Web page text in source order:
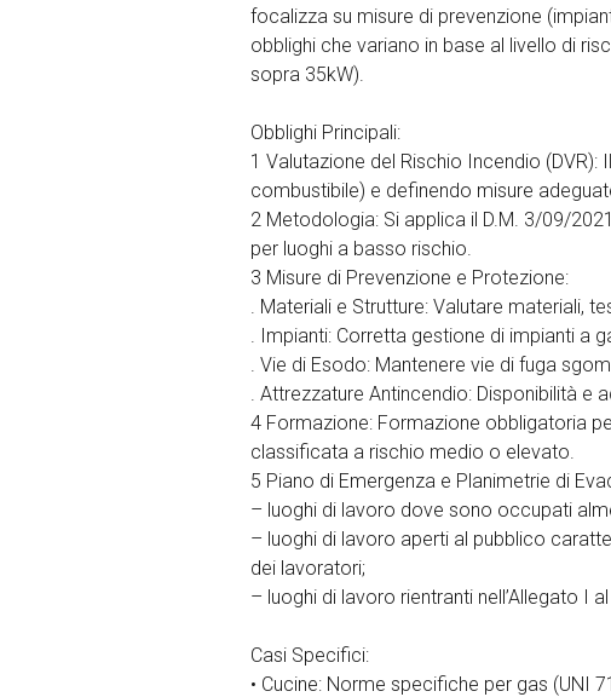
focalizza su misure di prevenzione
obblighi che variano in base al livello di
sopra 35kW).
Obblighi Principali:
1 Valutazione del Rischio Incendio
combustibile) e definendo misure
2 Metodologia: Si applica il D.M. 3/09/
per luoghi a basso rischio.
3 Misure di Prevenzione e Protezione:
. Materiali e Strutture: Valutare materiali,
. Impianti: Corretta gestione di impianti a
. Vie di Esodo: Mantenere vie di fuga
. Attrezzature Antincendio: Disponibilità e
4 Formazione: Formazione obbligatoria
classificata a rischio medio o elevato.
5 Piano di Emergenza e Planimetrie di
– luoghi di lavoro dove sono occupati
– luoghi di lavoro aperti al pubblico
dei lavoratori;
– luoghi di lavoro rientranti nell’Allegato I
Casi Specifici:
• Cucine: Norme specifiche per gas (UNI